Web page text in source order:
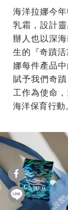
海洋拉娜今
乳霜，設計
辦人也以深
生的『奇蹟
娜每件產品
賦予我們奇
工作為使命
海洋保育行動。